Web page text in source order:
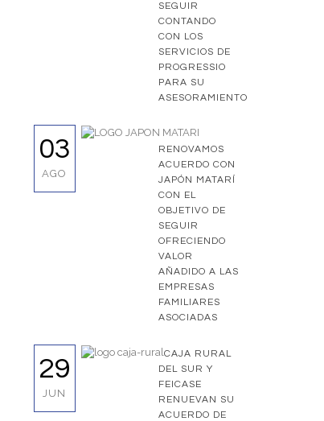
SEGUIR
CONTANDO
CON LOS
SERVICIOS DE
PROGRESSIO
PARA SU
ASESORAMIENTO
03
AGO
RENOVAMOS
ACUERDO CON
JAPÓN MATARÍ
CON EL
OBJETIVO DE
SEGUIR
OFRECIENDO
VALOR
AÑADIDO A LAS
EMPRESAS
FAMILIARES
ASOCIADAS
29
JUN
CAJA RURAL
DEL SUR Y
FEICASE
RENUEVAN SU
ACUERDO DE